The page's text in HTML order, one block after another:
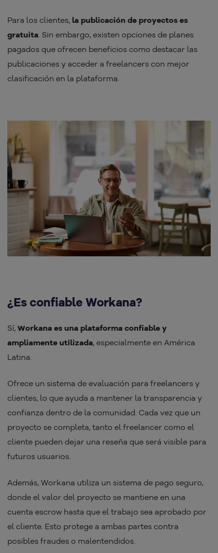
Para los clientes, la publicación de proyectos es
gratuita. Sin embargo, existen opciones de planes
pagados que ofrecen beneficios como destacar las
publicaciones y acceder a freelancers con mejor
clasificación en la plataforma.
¿Es confiable Workana?
Sí, Workana es una plataforma confiable y
ampliamente utilizada, especialmente en América
Latina.
Ofrece un sistema de evaluación para freelancers y
clientes, lo que ayuda a mantener la transparencia y
confianza dentro de la comunidad. Cada vez que un
proyecto se completa, tanto el freelancer como el
cliente pueden dejar una reseña que será visible para
futuros usuarios.
Además, Workana utiliza un sistema de pago seguro,
donde el valor del proyecto se mantiene en una
cuenta escrow hasta que el trabajo sea aprobado por
el cliente. Esto protege a ambas partes contra
posibles fraudes o malentendidos.